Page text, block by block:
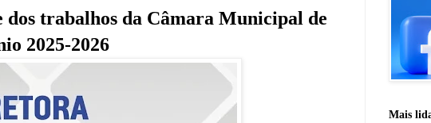
trabalhos da Câmara Municipal de
2025-2026
Mais